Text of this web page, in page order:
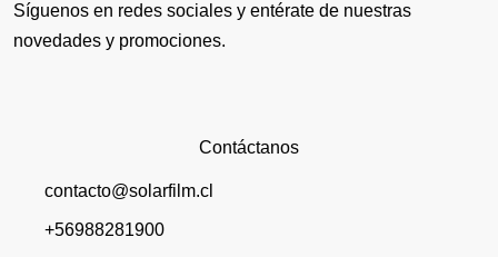
Síguenos en redes sociales y entérate de nuestras
novedades y promociones.
Contáctanos
contacto@solarfilm.cl
+56988281900